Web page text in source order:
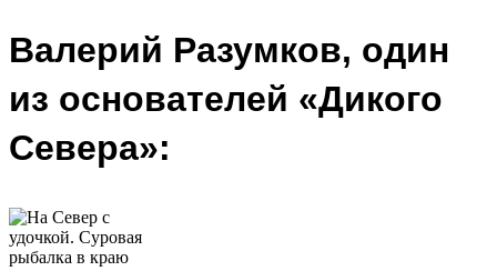
Валерий Разумков, один
из основателей «Дикого
Севера»: